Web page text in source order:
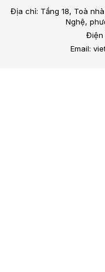
Địa chỉ: Tầng 18, Toà
Nghệ,
Điện
Email: